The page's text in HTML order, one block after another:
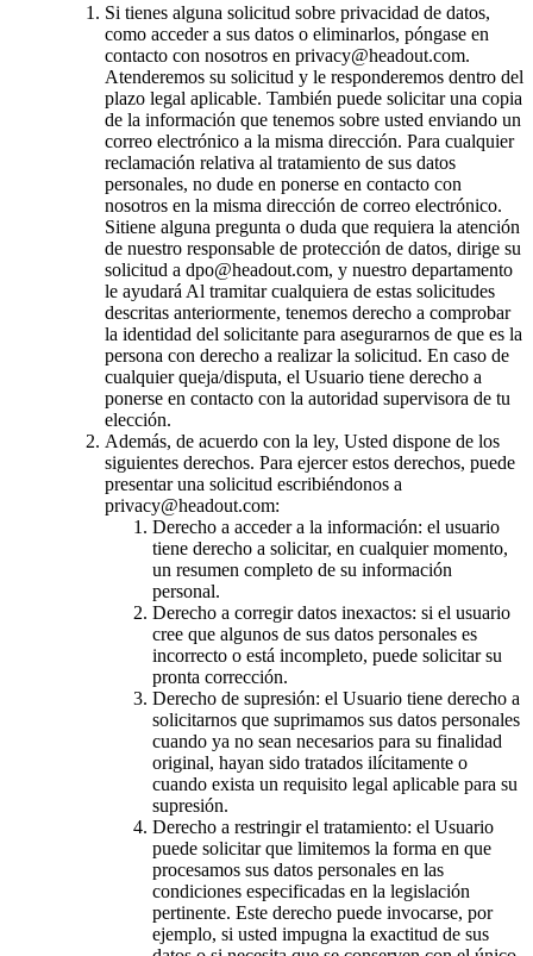
Si tienes alguna solicitud sobre privacidad de datos,
como acceder a sus datos o eliminarlos, póngase en
contacto con nosotros en privacy@headout.com.
Atenderemos su solicitud y le responderemos dentro del
plazo legal aplicable. También puede solicitar una copia
de la información que tenemos sobre usted enviando un
correo electrónico a la misma dirección. Para cualquier
reclamación relativa al tratamiento de sus datos
personales, no dude en ponerse en contacto con
nosotros en la misma dirección de correo electrónico.
Sitiene alguna pregunta o duda que requiera la atención
de nuestro responsable de protección de datos, dirige su
solicitud a dpo@headout.com, y nuestro departamento
le ayudará Al tramitar cualquiera de estas solicitudes
descritas anteriormente, tenemos derecho a comprobar
la identidad del solicitante para asegurarnos de que es la
persona con derecho a realizar la solicitud. En caso de
cualquier queja/disputa, el Usuario tiene derecho a
ponerse en contacto con la autoridad supervisora de tu
elección.
Además, de acuerdo con la ley, Usted dispone de los
siguientes derechos. Para ejercer estos derechos, puede
presentar una solicitud escribiéndonos a
privacy@headout.com:
Derecho a acceder a la información: el usuario
tiene derecho a solicitar, en cualquier momento,
un resumen completo de su información
personal.
Derecho a corregir datos inexactos: si el usuario
cree que algunos de sus datos personales es
incorrecto o está incompleto, puede solicitar su
pronta corrección.
Derecho de supresión: el Usuario tiene derecho a
solicitarnos que suprimamos sus datos personales
cuando ya no sean necesarios para su finalidad
original, hayan sido tratados ilícitamente o
cuando exista un requisito legal aplicable para su
supresión.
Derecho a restringir el tratamiento: el Usuario
puede solicitar que limitemos la forma en que
procesamos sus datos personales en las
condiciones especificadas en la legislación
pertinente. Este derecho puede invocarse, por
ejemplo, si usted impugna la exactitud de sus